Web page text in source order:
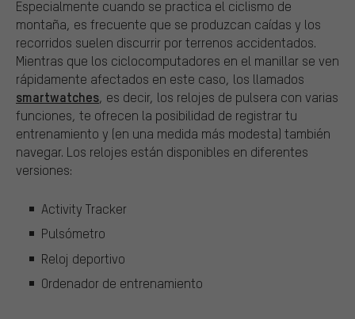
Especialmente cuando se practica el ciclismo de
montaña, es frecuente que se produzcan caídas y los
recorridos suelen discurrir por terrenos accidentados.
Mientras que los ciclocomputadores en el manillar se ven
rápidamente afectados en este caso, los llamados
smartwatches, es decir, los relojes de pulsera con varias
funciones, te ofrecen la posibilidad de registrar tu
entrenamiento y (en una medida más modesta) también
navegar. Los relojes están disponibles en diferentes
versiones:
Activity Tracker
Pulsómetro
Reloj deportivo
Ordenador de entrenamiento